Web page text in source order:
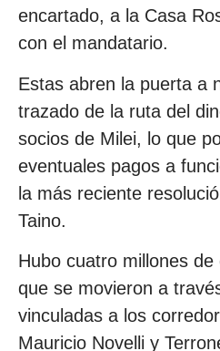
encartado, a la Casa
con el mandatario.
Estas abren la puerta a
trazado de la ruta del
socios de Milei, lo que
eventuales pagos a
la más reciente
Taino.
Hubo cuatro millones
que se movieron a
vinculadas a los
Mauricio Novelli y